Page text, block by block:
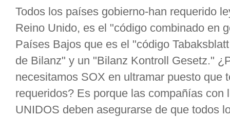
Todos los países gobierno-han requerido
Reino Unido, es el "código combinado en
Países Bajos que es el "código
de Bilanz" y un "Bilanz Kontroll Gesetz."
necesitamos SOX en ultramar puesto que
requeridos? Es porque las compañías con
UNIDOS deben asegurarse de que todos